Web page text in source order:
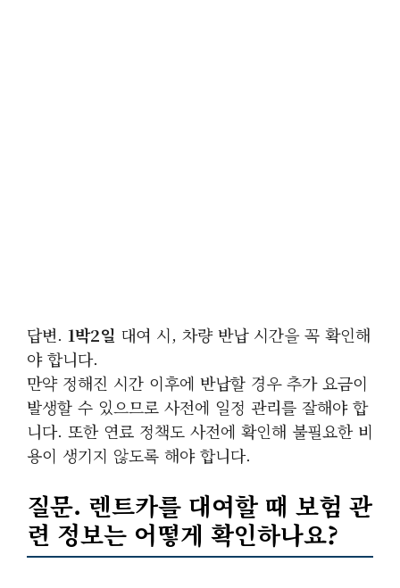
답변. 1박2일 대여 시, 차량 반납 시간을 꼭 확인해
야 합니다.
만약 정해진 시간 이후에 반납할 경우 추가 요금이
발생할 수 있으므로 사전에 일정 관리를 잘해야 합
니다. 또한 연료 정책도 사전에 확인해 불필요한 비
용이 생기지 않도록 해야 합니다.
질문. 렌트카를 대여할 때 보험 관
련 정보는 어떻게 확인하나요?